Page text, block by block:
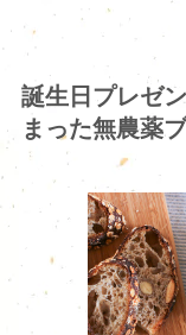
誕生日プレゼ
まった無農薬